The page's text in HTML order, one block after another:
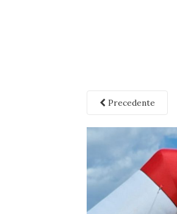
Precedente